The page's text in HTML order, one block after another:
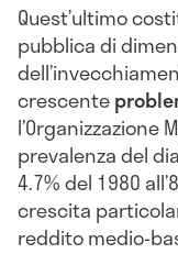
Quest’ultimo
pubblica di
crescente
l’Organizzazione
prevalenza del
4.7% del 1980
crescita
reddito medio-